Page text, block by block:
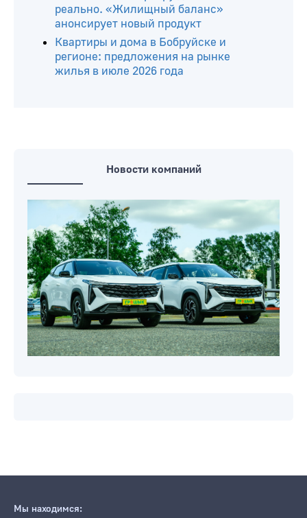
Накопить на квартиру детям – это
реально. «Жилищный баланс»
анонсирует новый продукт
Квартиры и дома в Бобруйске и
регионе: предложения на рынке